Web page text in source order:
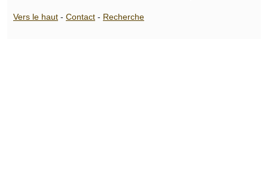
Vers le haut - Contact - Recherche